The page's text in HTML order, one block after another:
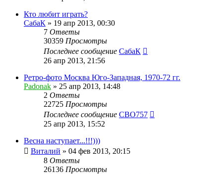
Кто любит играть?
СабаК » 19 апр 2013, 00:30
7 Ответы
30359 Просмотры
Последнее сообщение СабаК
26 апр 2013, 21:56
Ретро-фото Москва Юго-Западная, 1970-72 гг.
Padonak » 25 апр 2013, 14:48
2 Ответы
22725 Просмотры
Последнее сообщение CBO757
25 апр 2013, 15:52
Весна наступает...!!!)))
Виталий » 04 фев 2013, 20:15
8 Ответы
26136 Просмотры